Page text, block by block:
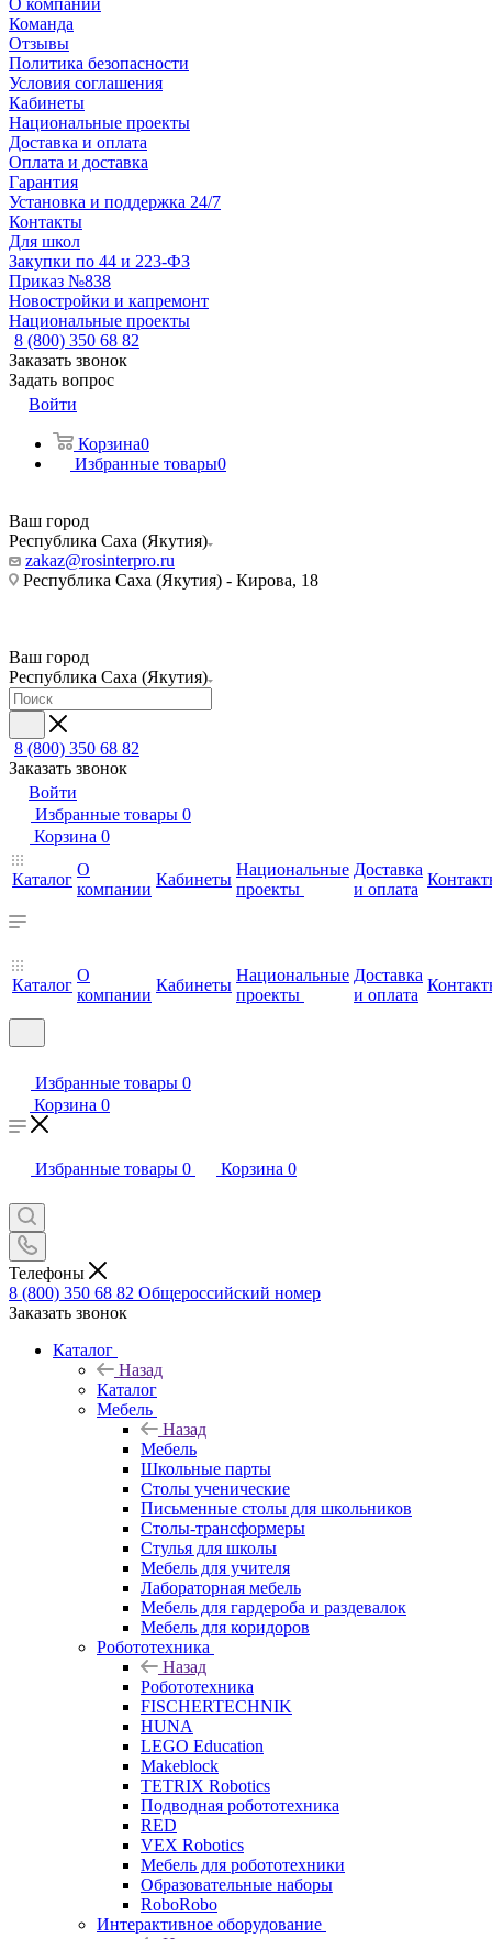
О компании
Команда
Отзывы
Политика безопасности
Условия соглашения
Кабинеты
Национальные проекты
Доставка и оплата
Оплата и доставка
Гарантия
Установка и поддержка 24/7
Контакты
Для школ
Закупки по 44 и 223-ФЗ
Приказ №838
Новостройки и капремонт
Национальные проекты
8 (800) 350 68 82
Заказать звонок
Задать вопрос
Войти
Корзина0
Избранные товары0
Ваш город
Республика Саха (Якутия)
zakaz@rosinterpro.ru
Республика Саха (Якутия) - Кирова, 18
Ваш город
Республика Саха (Якутия)
8 (800) 350 68 82
Заказать звонок
Войти
Избранные товары 0
Корзина 0
Каталог
О
компании
Кабинеты
Национальные
проекты
Доставка
и оплата
Каталог
О
компании
Кабинеты
Национальные
проекты
Доставка
и оплата
Избранные товары 0
Корзина 0
Избранные товары 0 Корзина 0
Телефоны
8 (800) 350 68 82 Общероссийский номер
Заказать звонок
Каталог
Назад
Каталог
Мебель
Назад
Мебель
Школьные парты
Столы ученические
Письменные столы для школьников
Столы-трансформеры
Стулья для школы
Мебель для учителя
Лабораторная мебель
Мебель для гардероба и раздевалок
Мебель для коридоров
Робототехника
Назад
Робототехника
FISCHERTECHNIK
HUNA
LEGO Education
Makeblock
TETRIX Robotics
Подводная робототехника
RED
VEX Robotics
Мебель для робототехники
Образовательные наборы
RoboRobo
Интерактивное оборудование